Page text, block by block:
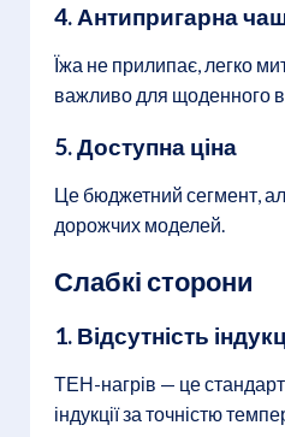
4. Антипригарна
Їжа не прилипає, легко
важливо для щоденного
5. Доступна ціна
Це бюджетний сегмент,
дорожчих моделей.
Слабкі сторони
1. Відсутність
ТЕН-нагрів — це
індукції за точністю